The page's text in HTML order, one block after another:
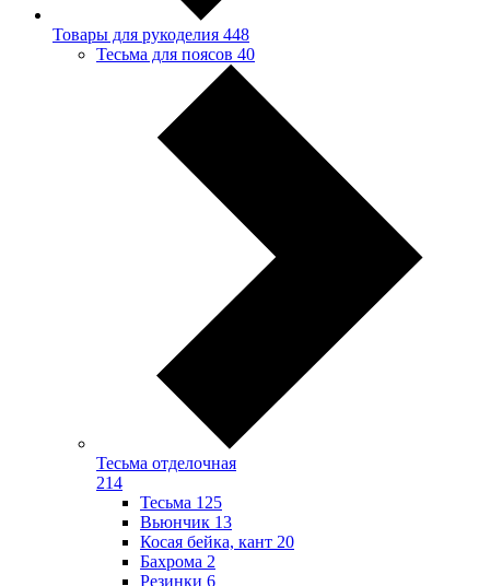
Товары для рукоделия 448
Тесьма для поясов 40
Тесьма отделочная
214
Тесьма 125
Вьюнчик 13
Косая бейка, кант 20
Бахрома 2
Резинки 6